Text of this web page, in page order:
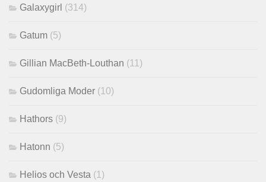
Galaxygirl (314)
Gatum (5)
Gillian MacBeth-Louthan (11)
Gudomliga Moder (10)
Hathors (9)
Hatonn (5)
Helios och Vesta (1)